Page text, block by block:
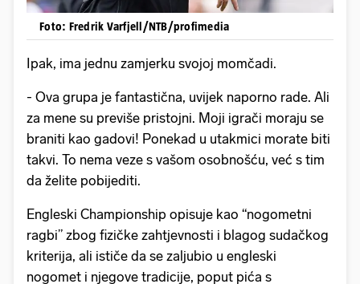
Foto: Fredrik Varfjell/NTB/profimedia
Ipak, ima jednu zamjerku svojoj momčadi.
- Ova grupa je fantastična, uvijek naporno rade. Ali
za mene su previše pristojni. Moji igrači moraju se
braniti kao gadovi! Ponekad u utakmici morate biti
takvi. To nema veze s vašom osobnošću, već s tim
da želite pobijediti.
Engleski Championship opisuje kao “nogometni
ragbi” zbog fizičke zahtjevnosti i blagog sudačkog
kriterija, ali ističe da se zaljubio u engleski
nogomet i njegove tradicije, poput pića s